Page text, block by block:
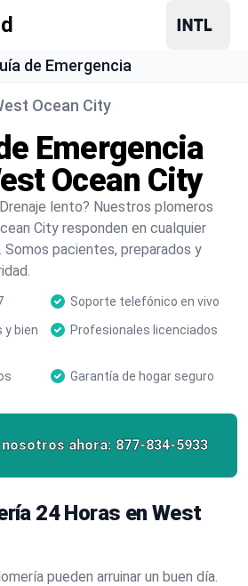
de Emergencia
Ocean City
Emergencia
Ocean City
lento? Nuestros plomeros
City responden en cualquier
pacientes, preparados y
Soporte telefónico en vivo
y bien
Profesionales licenciados
Garantía de hogar seguro
ahora: 877-834-5933
24 Horas en West
pueden arruinar un buen día.